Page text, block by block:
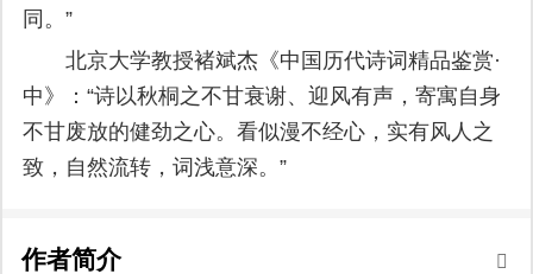
同。”
北京大学教授褚斌杰《中国历代诗词精品鉴赏·
中》：“诗以秋桐之不甘衰谢、迎风有声，寄寓自身
不甘废放的健劲之心。看似漫不经心，实有风人之
致，自然流转，词浅意深。”
作者简介